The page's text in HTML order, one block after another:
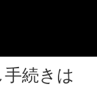
手続きは